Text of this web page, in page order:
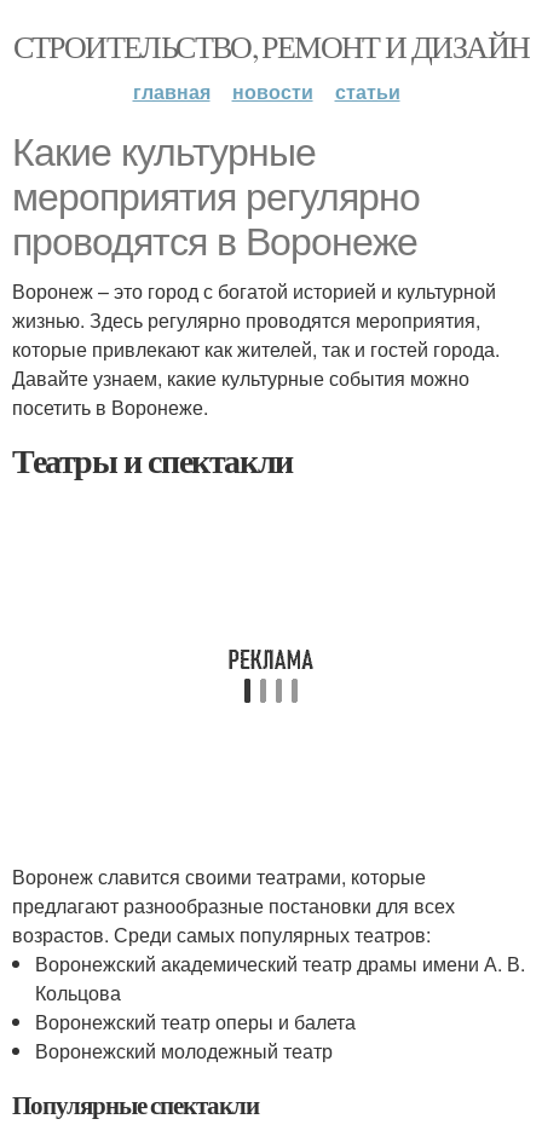
СТРОИТЕЛЬСТВО, РЕМОНТ И ДИЗАЙН
главная новости статьи
Какие культурные
мероприятия регулярно
проводятся в Воронеже
Воронеж – это город с богатой историей и культурной
жизнью. Здесь регулярно проводятся мероприятия,
которые привлекают как жителей, так и гостей города.
Давайте узнаем, какие культурные события можно
посетить в Воронеже.
Театры и спектакли
Воронеж славится своими театрами, которые
предлагают разнообразные постановки для всех
возрастов. Среди самых популярных театров:
Воронежский академический театр драмы имени А. В.
Кольцова
Воронежский театр оперы и балета
Воронежский молодежный театр
Популярные спектакли